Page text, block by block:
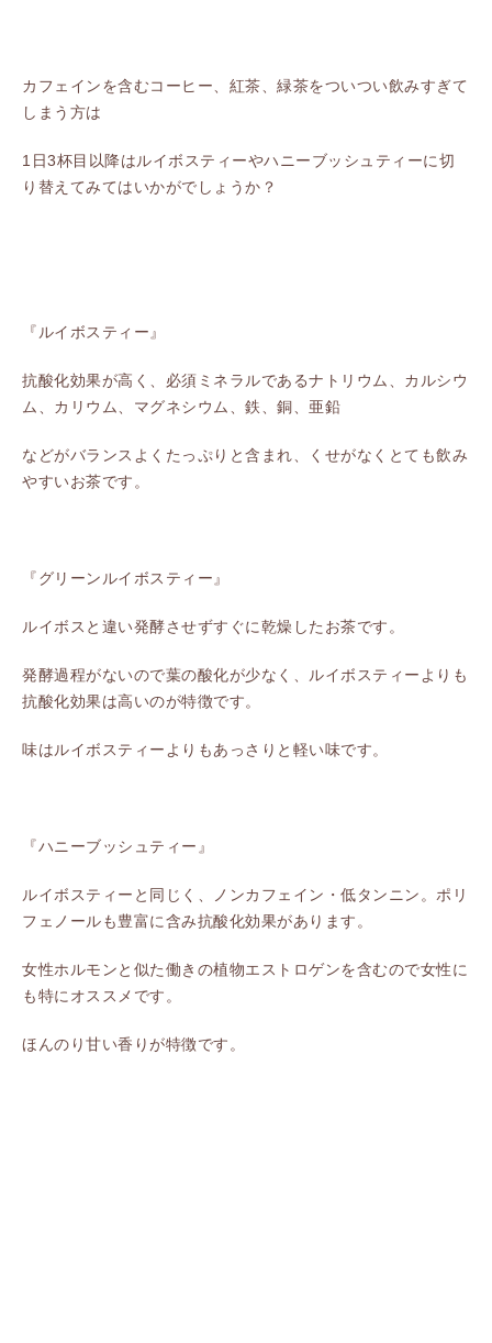
カフェインを含むコーヒー、紅茶、緑茶をついつい飲みすぎて
しまう方は
1日3杯目以降はルイボスティーやハニーブッシュティーに切
り替えてみてはいかがでしょうか？
『ルイボスティー』
抗酸化効果が高く、必須ミネラルであるナトリウム、カルシウ
ム、カリウム、マグネシウム、鉄、銅、亜鉛
などがバランスよくたっぷりと含まれ、くせがなくとても飲み
やすいお茶です。
『グリーンルイボスティー』
ルイボスと違い発酵させずすぐに乾燥したお茶です。
発酵過程がないので葉の酸化が少なく、ルイボスティーよりも
抗酸化効果は高いのが特徴です。
味はルイボスティーよりもあっさりと軽い味です。
『ハニーブッシュティー』
ルイボスティーと同じく、ノンカフェイン・低タンニン。ポリ
フェノールも豊富に含み抗酸化効果があります。
女性ホルモンと似た働きの植物エストロゲンを含むので女性に
も特にオススメです。
ほんのり甘い香りが特徴です。